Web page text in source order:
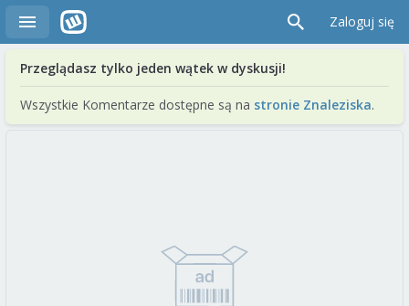
Zaloguj się
Przeglądasz tylko jeden wątek w dyskusji!
Wszystkie Komentarze dostępne są na stronie Znaleziska.